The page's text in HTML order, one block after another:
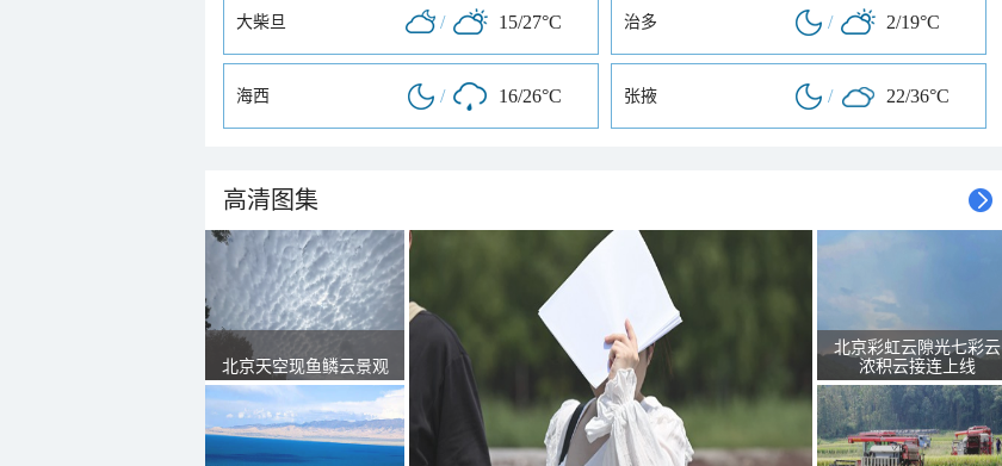
大柴旦 / 15/27°C 治多 / 2/19°C
海西 / 16/26°C 张掖 / 22/36°C
高清图集
北京天空现鱼鳞云景观
北京彩虹云隙光七彩云
浓积云接连上线